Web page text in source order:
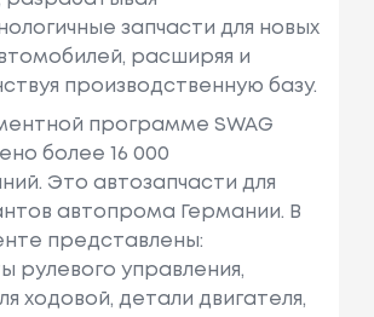
запчасти для новых
расширяя и
производственную базу.
программе SWAG
более 16 000
Это автозапчасти для
автопрома Германии. В
представлены:
рулевого управления,
ходовой, детали двигателя,